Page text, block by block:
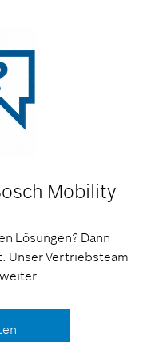
Mobility
Lösungen? Dann
Unser Vertriebsteam